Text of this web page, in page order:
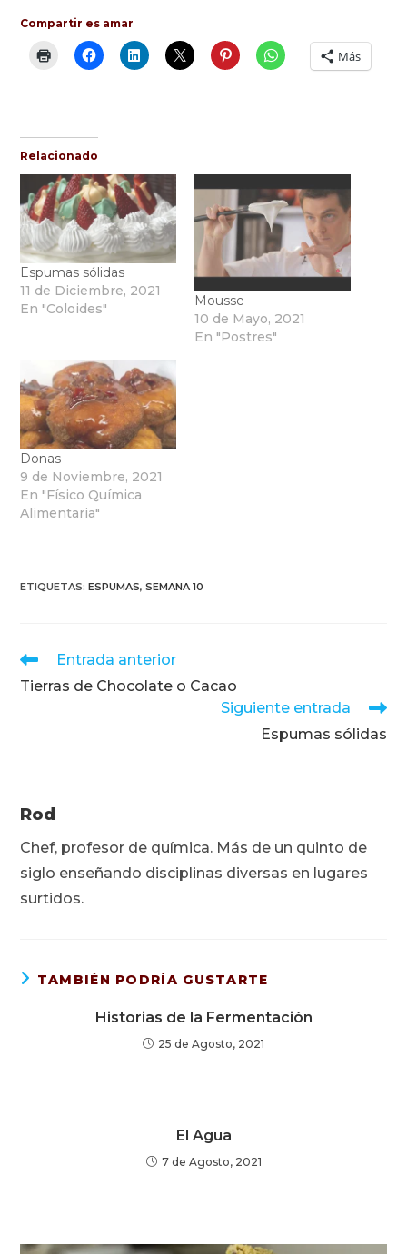
Compartir es amar
Más
Relacionado
Espumas sólidas
11 de Diciembre, 2021
En "Coloides"
Mousse
10 de Mayo, 2021
En "Postres"
Donas
9 de Noviembre, 2021
En "Físico Química
Alimentaria"
ETIQUETAS:ESPUMAS, SEMANA 10
Leer
artículos
Entrada anterior
Tierras de Chocolate o Cacao
Siguiente entrada
Espumas sólidas
Rod
Chef, profesor de química. Más de un quinto de
siglo enseñando disciplinas diversas en lugares
surtidos.
TAMBIÉN PODRÍA GUSTARTE
Historias de la Fermentación
25 de Agosto, 2021
El Agua
7 de Agosto, 2021